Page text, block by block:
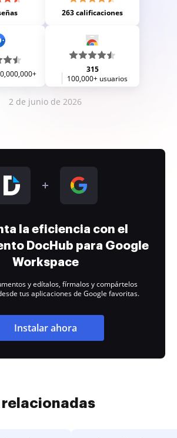
263 calificaciones
315
100,000+ usuarios
2 de junio de 2026
la eficiencia con el
DocHub para Google
Workspace
y edítalos, fírmalos y compártelos
tus aplicaciones de Google favoritas.
Instalar ahora
relacionadas